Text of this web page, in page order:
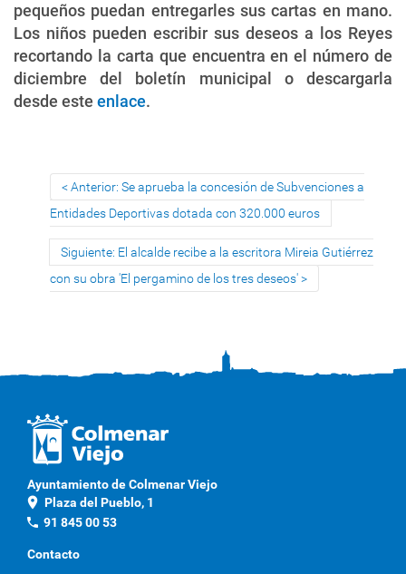
pequeños puedan entregarles sus cartas en mano.
Los niños pueden escribir sus deseos a los Reyes
recortando la carta que encuentra en el número de
diciembre del boletín municipal o descargarla
desde este enlace.
Anterior: Se aprueba la concesión de Subvenciones a
Entidades Deportivas dotada con 320.000 euros
Siguiente: El alcalde recibe a la escritora Mireia Gutiérrez
con su obra 'El pergamino de los tres deseos'
Ayuntamiento de Colmenar Viejo
location_on Plaza del Pueblo, 1
phone 91 845 00 53
Contacto